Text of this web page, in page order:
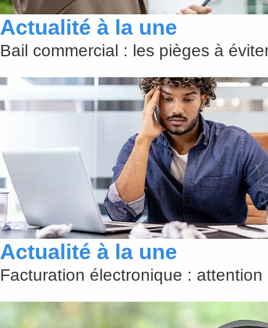
Actualité à la une
Bail commercial : les pièges à
Actualité à la une
Facturation électronique :